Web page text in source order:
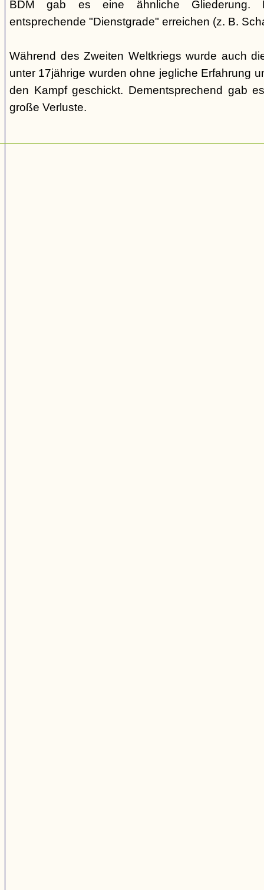
BDM gab es eine ähnliche Gliederung.
entsprechende "Dienstgrade" erreichen (z. B.
Während des Zweiten Weltkriegs wurde auch
unter 17jährige wurden ohne jegliche Erfahrung
den Kampf geschickt. Dementsprechend gab
große Verluste.